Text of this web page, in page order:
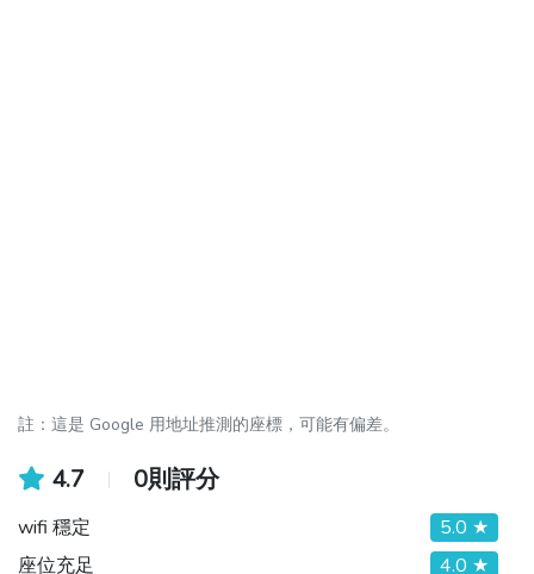
註：這是 Google 用地址推測的座標，可能有偏差。
4.7 0則評分
wifi 穩定
5.0 ★
座位充足
4.0 ★